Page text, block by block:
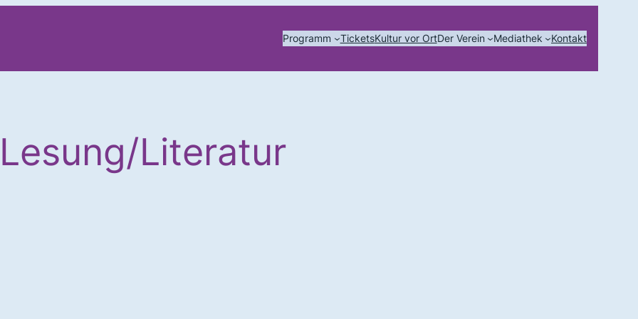
Programm TicketsKultur vor OrtDer Verein Mediathek Kontakt
Lesung/Literatur